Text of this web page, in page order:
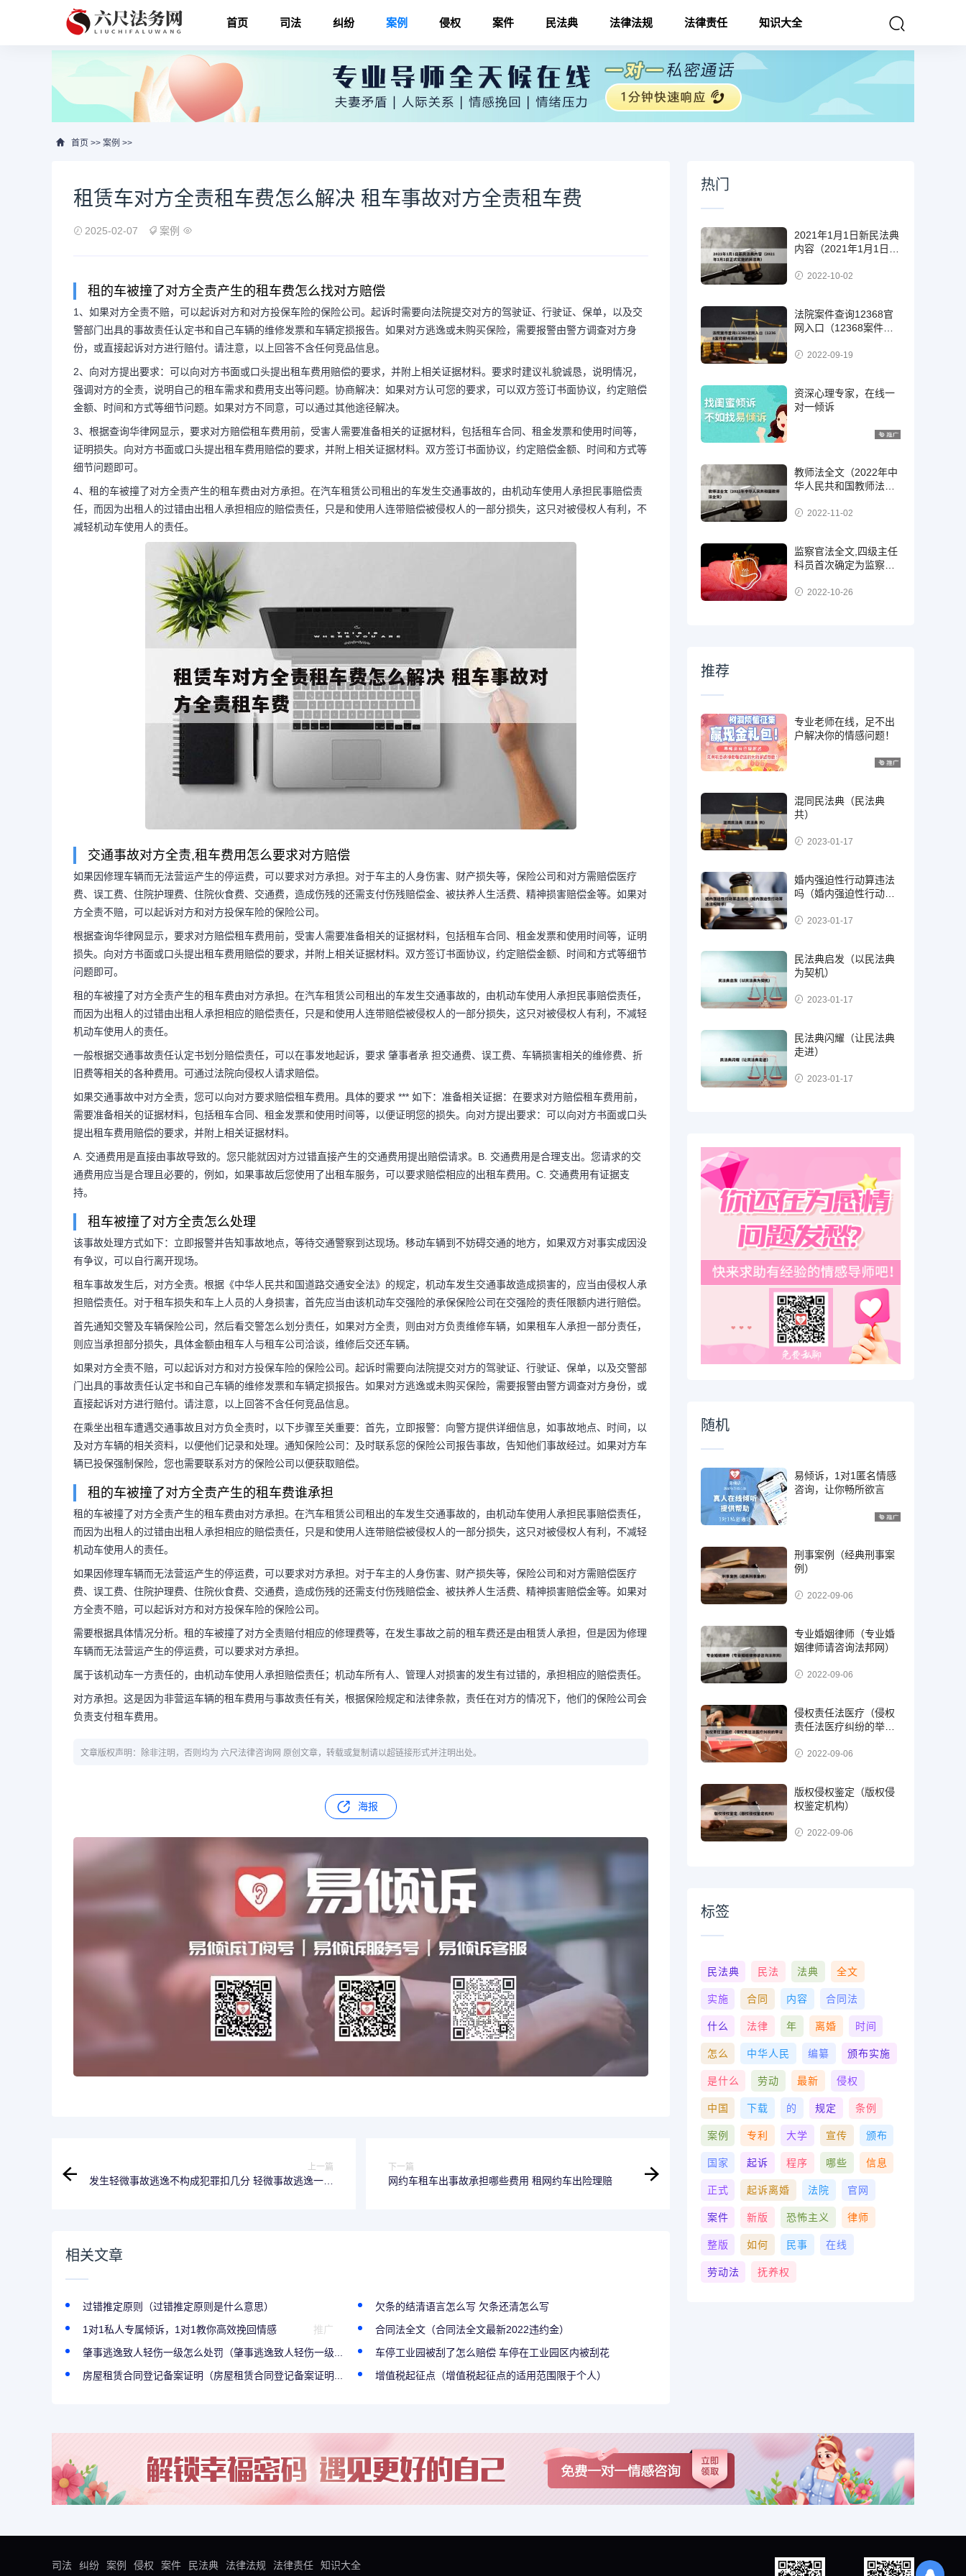
首页 司法 纠纷 案例 侵权 案件 民法典 法律法规 法律责任 知识大全
首页 >> 案例 >>
租赁车对方全责租车费怎么解决 租车事故对方全责租车费
2025-02-07 案例
租的车被撞了对方全责产生的租车费怎么找对方赔偿
1、如果对方全责不赔，可以起诉对方和对方投保车险的保险公司。起诉时需要向法院提交对方的驾驶证、行驶证、保单，以及交
警部门出具的事故责任认定书和自己车辆的维修发票和车辆定损报告。如果对方逃逸或未购买保险，需要报警由警方调查对方身
份，或直接起诉对方进行赔付。请注意，以上回答不含任何竞品信息。
2、向对方提出要求：可以向对方书面或口头提出租车费用赔偿的要求，并附上相关证据材料。要求时建议礼貌诚恳，说明情况，
强调对方的全责，说明自己的租车需求和费用支出等问题。协商解决：如果对方认可您的要求，可以双方签订书面协议，约定赔偿
金额、时间和方式等细节问题。如果对方不同意，可以通过其他途径解决。
3、根据查询华律网显示，要求对方赔偿租车费用前，受害人需要准备相关的证据材料，包括租车合同、租金发票和使用时间等，
证明损失。向对方书面或口头提出租车费用赔偿的要求，并附上相关证据材料。双方签订书面协议，约定赔偿金额、时间和方式等
细节问题即可。
4、租的车被撞了对方全责产生的租车费由对方承担。在汽车租赁公司租出的车发生交通事故的，由机动车使用人承担民事赔偿责
任，而因为出租人的过错由出租人承担相应的赔偿责任，只是和使用人连带赔偿被侵权人的一部分损失，这只对被侵权人有利，不
减轻机动车使用人的责任。
交通事故对方全责,租车费用怎么要求对方赔偿
如果因修理车辆而无法营运产生的停运费，可以要求对方承担。对于车主的人身伤害、财产损失等，保险公司和对方需赔偿医疗
费、误工费、住院护理费、住院伙食费、交通费，造成伤残的还需支付伤残赔偿金、被扶养人生活费、精神损害赔偿金等。如果对
方全责不赔，可以起诉对方和对方投保车险的保险公司。
根据查询华律网显示，要求对方赔偿租车费用前，受害人需要准备相关的证据材料，包括租车合同、租金发票和使用时间等，证明
损失。向对方书面或口头提出租车费用赔偿的要求，并附上相关证据材料。双方签订书面协议，约定赔偿金额、时间和方式等细节
问题即可。
租的车被撞了对方全责产生的租车费由对方承担。在汽车租赁公司租出的车发生交通事故的，由机动车使用人承担民事赔偿责任，
而因为出租人的过错由出租人承担相应的赔偿责任，只是和使用人连带赔偿被侵权人的一部分损失，这只对被侵权人有利，不减轻
机动车使用人的责任。
一般根据交通事故责任认定书划分赔偿责任，可以在事发地起诉，要求 肇事者承 担交通费、误工费、车辆损害相关的维修费、折
旧费等相关的各种费用。可通过法院向侵权人请求赔偿。
如果交通事故中对方全责，您可以向对方要求赔偿租车费用。具体的要求 *** 如下：准备相关证据：在要求对方赔偿租车费用前，
需要准备相关的证据材料，包括租车合同、租金发票和使用时间等，以便证明您的损失。向对方提出要求：可以向对方书面或口头
提出租车费用赔偿的要求，并附上相关证据材料。
A. 交通费用是直接由事故导致的。您只能就因对方过错直接产生的交通费用提出赔偿请求。B. 交通费用是合理支出。您请求的交
通费用应当是合理且必要的，例如，如果事故后您使用了出租车服务，可以要求赔偿相应的出租车费用。C. 交通费用有证据支
持。
租车被撞了对方全责怎么处理
该事故处理方式如下：立即报警并告知事故地点，等待交通警察到达现场。移动车辆到不妨碍交通的地方，如果双方对事实成因没
有争议，可以自行离开现场。
租车事故发生后，对方全责。根据《中华人民共和国道路交通安全法》的规定，机动车发生交通事故造成损害的，应当由侵权人承
担赔偿责任。对于租车损失和车上人员的人身损害，首先应当由该机动车交强险的承保保险公司在交强险的责任限额内进行赔偿。
首先通知交警及车辆保险公司，然后看交警怎么划分责任，如果对方全责，则由对方负责维修车辆，如果租车人承担一部分责任，
则应当承担部分损失，具体金额由租车人与租车公司洽谈，维修后交还车辆。
如果对方全责不赔，可以起诉对方和对方投保车险的保险公司。起诉时需要向法院提交对方的驾驶证、行驶证、保单，以及交警部
门出具的事故责任认定书和自己车辆的维修发票和车辆定损报告。如果对方逃逸或未购买保险，需要报警由警方调查对方身份，或
直接起诉对方进行赔付。请注意，以上回答不含任何竞品信息。
在乘坐出租车遭遇交通事故且对方负全责时，以下步骤至关重要：首先，立即报警：向警方提供详细信息，如事故地点、时间，以
及对方车辆的相关资料，以便他们记录和处理。通知保险公司：及时联系您的保险公司报告事故，告知他们事故经过。如果对方车
辆已投保强制保险，您也需要联系对方的保险公司以便获取赔偿。
租的车被撞了对方全责产生的租车费谁承担
租的车被撞了对方全责产生的租车费由对方承担。在汽车租赁公司租出的车发生交通事故的，由机动车使用人承担民事赔偿责任，
而因为出租人的过错由出租人承担相应的赔偿责任，只是和使用人连带赔偿被侵权人的一部分损失，这只对被侵权人有利，不减轻
机动车使用人的责任。
如果因修理车辆而无法营运产生的停运费，可以要求对方承担。对于车主的人身伤害、财产损失等，保险公司和对方需赔偿医疗
费、误工费、住院护理费、住院伙食费、交通费，造成伤残的还需支付伤残赔偿金、被扶养人生活费、精神损害赔偿金等。如果对
方全责不赔，可以起诉对方和对方投保车险的保险公司。
需要根据具体情况分析。租的车被撞了对方全责赔付相应的修理费等，在发生事故之前的租车费还是由租赁人承担，但是因为修理
车辆而无法营运产生的停运费，可以要求对方承担。
属于该机动车一方责任的，由机动车使用人承担赔偿责任；机动车所有人、管理人对损害的发生有过错的，承担相应的赔偿责任。
对方承担。这是因为非营运车辆的租车费用与事故责任有关，根据保险规定和法律条款，责任在对方的情况下，他们的保险公司会
负责支付租车费用。
文章版权声明：除非注明，否则均为 六尺法律咨询网 原创文章，转载或复制请以超链接形式并注明出处。
海报
上一篇
发生轻微事故逃逸不构成犯罪扣几分 轻微事故逃逸一定
下一篇
网约车租车出事故承担哪些费用 租网约车出险理赔
相关文章
过错推定原则（过错推定原则是什么意思）
欠条的结清语言怎么写 欠条还清怎么写
1对1私人专属倾诉，1对1教你高效挽回情感
推广
合同法全文（合同法全文最新2022违约金）
肇事逃逸致人轻伤一级怎么处罚（肇事逃逸致人轻伤一级...
车停工业园被刮了怎么赔偿 车停在工业园区内被刮花
房屋租赁合同登记备案证明（房屋租赁合同登记备案证明...
增值税起征点（增值税起征点的适用范围限于个人）
热门
2021年1月1日新民法典
内容（2021年1月1日正
2022-10-02
法院案件查询12368官
网入口（12368案件查
2022-09-19
资深心理专家，在线一
对一倾诉
教师法全文（2022年中
华人民共和国教师法全
2022-11-02
监察官法全文,四级主任
科员首次确定为监察
级?2022-10-26
推荐
专业老师在线，足不出
户解决你的情感问题！
混同民法典（民法典
共）
2023-01-17
婚内强迫性行动算违法
吗（婚内强迫性行动算
2023-01-17
民法典启发（以民法典
为契机）
2023-01-17
民法典闪耀（让民法典
走进）
2023-01-17
随机
易倾诉，1对1匿名情感
咨询，让你畅所欲言
刑事案例（经典刑事案
例）
2022-09-06
专业婚姻律师（专业婚
姻律师请咨询法邦网）
2022-09-06
侵权责任法医疗（侵权
责任法医疗纠纷的举
2022-09-06
版权侵权鉴定（版权侵
权鉴定机构）
2022-09-06
标签
民法典 民法 法典 全文
实施 合同 内容 合同法
什么 法律 年 离婚 时间
怎么 中华人民 编纂 颁布实施
是什么 劳动 最新 侵权
中国 下载 的 规定 条例
案例 专利 大学 宣传 颁布
国家 起诉 程序 哪些 信息
正式 起诉离婚 法院 官网
案件 新版 恐怖主义 律师
整版 如何 民事 在线
劳动法 抚养权
司法 纠纷 案例 侵权 案件 民法典 法律法规 法律责任 知识大全
租赁车对方全责租车费怎么解决 租车事
故对方全责租车费
1、如果对方全责不赔，可以起诉对方和对方投保车险的
保险公司。起诉时需要向法院提交对方的驾驶证、行驶证、
保单，以及交警部门出具的事故责任认定书和自己车辆的维
长按图片识别二维码阅读更多